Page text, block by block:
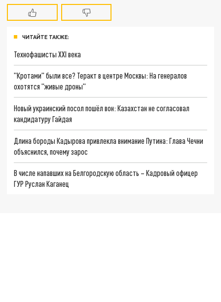
ЧИТАЙТЕ ТАКЖЕ:
Технофашисты XXI века
"Кротами" были все? Теракт в центре Москвы: На генералов
охотятся "живые дроны"
Новый украинский посол пошёл вон: Казахстан не согласовал
кандидатуру Гайдая
Длина бороды Кадырова привлекла внимание Путина: Глава Чечни
объяснился, почему зарос
В числе напавших на Белгородскую область – Кадровый офицер
ГУР Руслан Каганец